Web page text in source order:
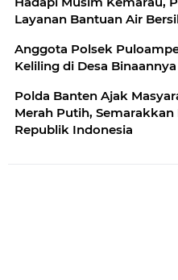
Layanan Bantuan Air
Anggota Polsek
Keliling di Desa
Polda Banten Ajak
Merah Putih,
Republik Indonesia